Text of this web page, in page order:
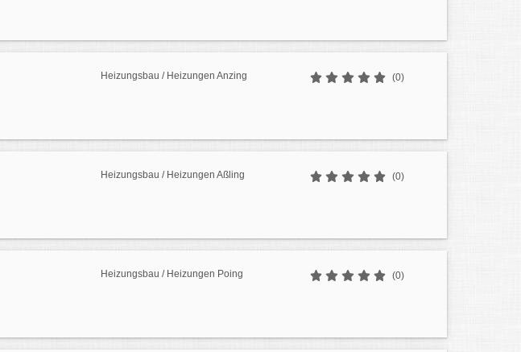
Heizungsbau / Heizungen Anzing (0)
Heizungsbau / Heizungen Aßling (0)
Heizungsbau / Heizungen Poing (0)